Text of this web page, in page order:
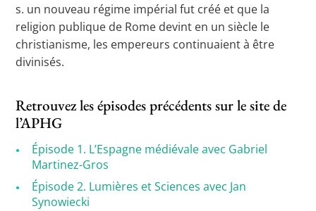
s. un nouveau régime impérial fut créé et que la
religion publique de Rome devint en un siècle le
christianisme, les empereurs continuaient à être
divinisés.
Retrouvez les épisodes précédents sur le site de
l’APHG
Épisode 1. L’Espagne médiévale avec Gabriel
Martinez-Gros
Épisode 2. Lumières et Sciences avec Jan
Synowiecki